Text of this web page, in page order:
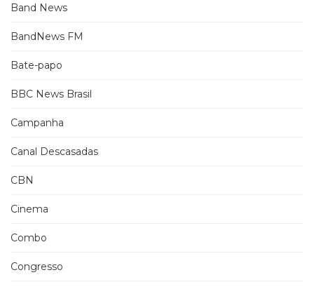
Band News
BandNews FM
Bate-papo
BBC News Brasil
Campanha
Canal Descasadas
CBN
Cinema
Combo
Congresso